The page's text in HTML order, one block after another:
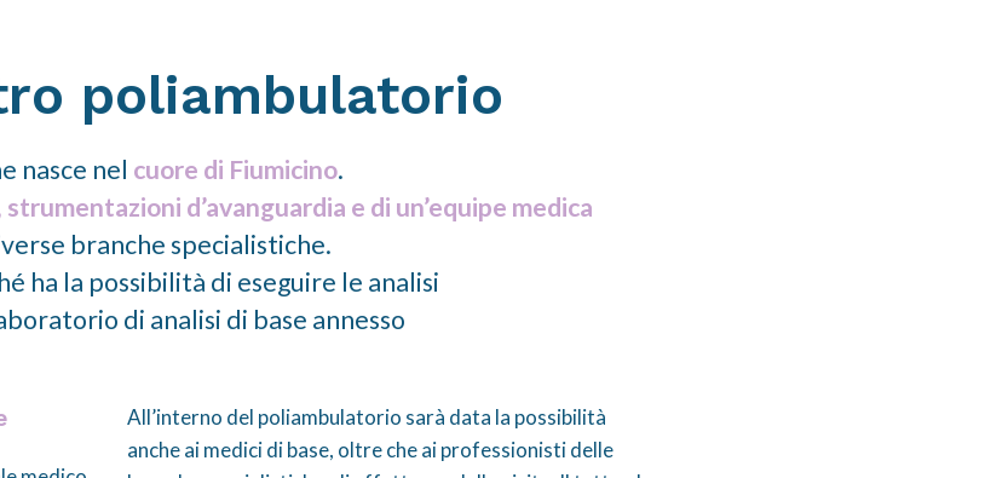
poliambulatorio
nasce nel cuore di Fiumicino.
d’avanguardia e di un’equipe medica
branche specialistiche.
ha la possibilità di eseguire le analisi
di analisi di base annesso
All’interno del poliambulatorio sarà data la possibilità
anche ai medici di base, oltre che ai professionisti delle